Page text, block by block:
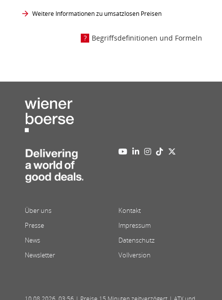
Weitere Informationen zu umsatzlosen Preisen
Begriffsdefinitionen und Formeln
Über uns
Presse
News
Newsletter
Kontakt
Impressum
Datenschutz
Vollversion